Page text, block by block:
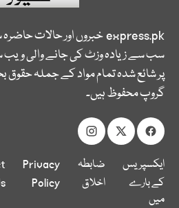
express.pkخبروں اور حالات
سب سے زیادہ وزٹ کی جانے والی
پر شائع شدہ تمام مواد کے جملہ حقوق
گروپ محفوظ ہیں۔
ایکسپریس
کے بارے
میں
ضابطہ
اخلاق
Privacy
Policy